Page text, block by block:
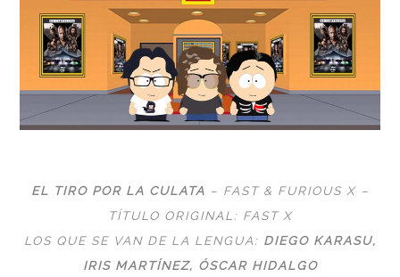
EL TIRO POR LA CULATA – FAST & FURIOUS X –
TÍTULO ORIGINAL: FAST X
LOS QUE SE VAN DE LA LENGUA: DIEGO KARASU,
IRIS MARTÍNEZ, ÓSCAR HIDALGO